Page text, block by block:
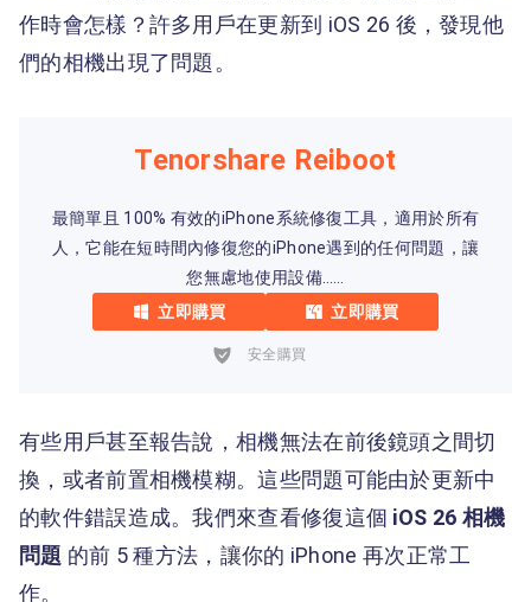
作時會怎樣？許多用戶在更新到 iOS 26 後，發現他
們的相機出現了問題。
Tenorshare Reiboot
最簡單且 100% 有效的iPhone系統修復工具，適用於所有
人，它能在短時間內修復您的iPhone遇到的任何問題，讓
您無慮地使用設備……
立即購買
立即購買
安全購買
有些用戶甚至報告說，相機無法在前後鏡頭之間切
換，或者前置相機模糊。這些問題可能由於更新中
的軟件錯誤造成。我們來查看修復這個 iOS 26 相機
問題 的前 5 種方法，讓你的 iPhone 再次正常工
作。